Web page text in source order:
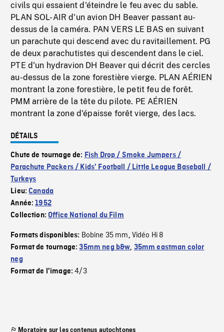
civils qui essaient d'éteindre le feu avec du sable.
PLAN SOL-AIR d'un avion DH Beaver passant au-
dessus de la caméra. PAN VERS LE BAS en suivant
un parachute qui descend avec du ravitaillement. PG
de deux parachutistes qui descendent dans le ciel.
PTE d'un hydravion DH Beaver qui décrit des cercles
au-dessus de la zone forestière vierge. PLAN AÉRIEN
montrant la zone forestière, le petit feu de forêt.
PMM arrière de la tête du pilote. PE AÉRIEN
montrant la zone d'épaisse forêt vierge, des lacs.
DÉTAILS
Chute de tournage de: Fish Drop / Smoke Jumpers /
Parachute Packers / Kids' Football / Little League Baseball /
Turkeys
Lieu:Canada
Année:1952
Collection:Office National du Film
Formats disponibles: Bobine 35 mm, Vidéo Hi 8
Format de tournage:35mm neg b&w, 35mm eastman color
neg
Format de l'image:4/3
Moratoire sur les contenus autochtones